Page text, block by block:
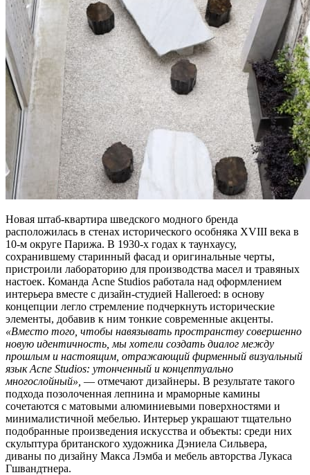
Новая штаб-квартира шведского модного бренда
расположилась в стенах исторического особняка XVIII века в
10-м округе Парижа. В 1930-х годах к таунхаусу,
сохранившему старинный фасад и оригинальные черты,
пристроили лабораторию для производства масел и травяных
настоек. Команда Acne Studios работала над оформлением
интерьера вместе с дизайн-студией Halleroed: в основу
концепции легло стремление подчеркнуть исторические
элементы, добавив к ним тонкие современные акценты.
«Вместо того, чтобы навязывать пространству совершенно
новую идентичность, мы хотели создать диалог между
прошлым и настоящим, отражающий фирменный визуальный
язык Acne Studios: утонченный и концептуально
многослойный», — отмечают дизайнеры. В результате такого
подхода позолоченная лепнина и мраморные камины
сочетаются с матовыми алюминиевыми поверхностями и
минималистичной мебелью. Интерьер украшают тщательно
подобранные произведения искусства и объекты: среди них
скульптура британского художника Дэниела Сильвера,
диваны по дизайну Макса Лэмба и мебель авторства Лукаса
Гшвандтнера.